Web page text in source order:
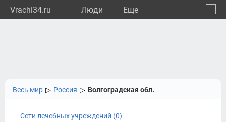
Vrachi34.ru Люди Eще
Весь мир ▷ Россия ▷ Волгоградская обл.
Сети лечебных учреждений (0)